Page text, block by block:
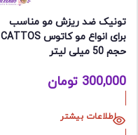
تونیک ضد ریزش مو مناسب
برای انواع مو کاتوس CATTOS
حجم 50 میلی لیتر
300,000 تومان
اطلاعات بیشتر